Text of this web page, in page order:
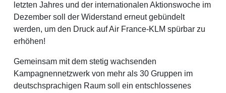
letzten Jahres und der internationalen Aktionswoche im
Dezember soll der Widerstand erneut gebündelt
werden, um den Druck auf Air France-KLM spürbar zu
erhöhen!
Gemeinsam mit dem stetig wachsenden
Kampagnennetzwerk von mehr als 30 Gruppen im
deutschsprachigen Raum soll ein entschlossenes